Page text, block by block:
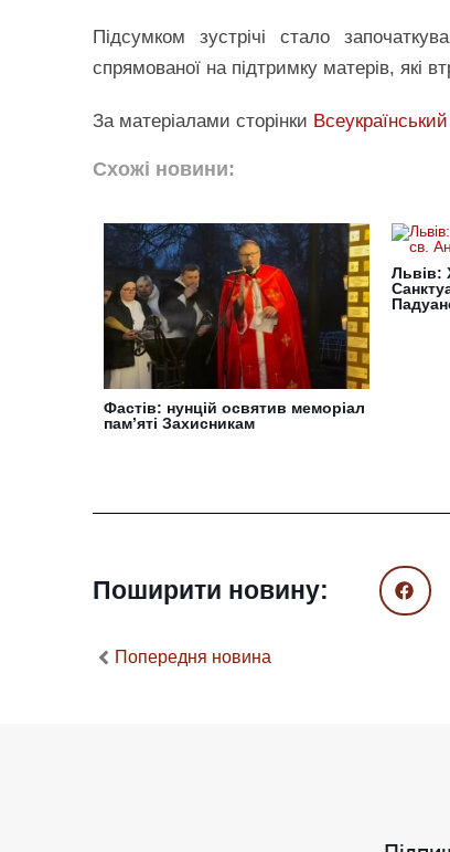
Підсумком зустрічі стало
спрямованої на підтримку матерів, які
За матеріалами сторінки
Схожі новини:
Фастів: нунцій освятив меморіал
пам’яті Захисникам
Львів:
Поширити новину:
Попередня новина